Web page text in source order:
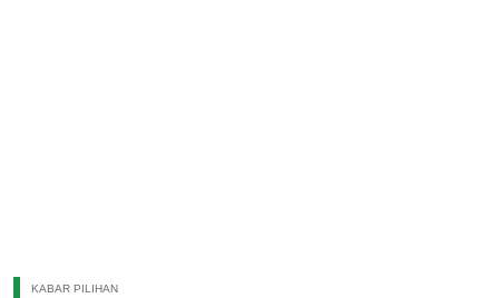
KABAR PILIHAN